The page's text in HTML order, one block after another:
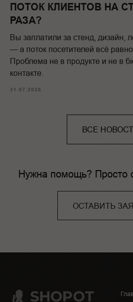
ПОТОК КЛИЕНТОВ НА
РАЗА?
Вы заплатили за стенд, дизайн,
— а поток посетителей всё
Проблема не в продукте и не в
контакте.
31.07.2026
ВСЕ
Нужна помощь? Просто
ОСТАВИТЬ